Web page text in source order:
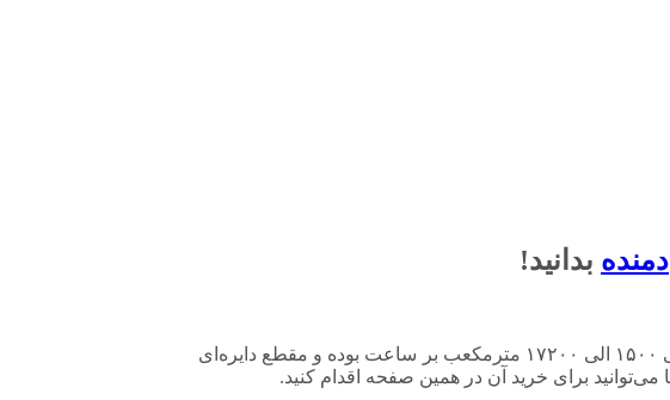
دمنده بدانید!
هواکش ایلکای هفت پر فلزی (باقاب) – دمنده یکی از انواع هواکش‌های تأسیساتی به حساب آمده که دارای ظرفیت هوادهی ۱۵۰۰ الی ۱۷۲۰۰ مترمکعب بر ساعت بوده و مقطع دایره‌ای